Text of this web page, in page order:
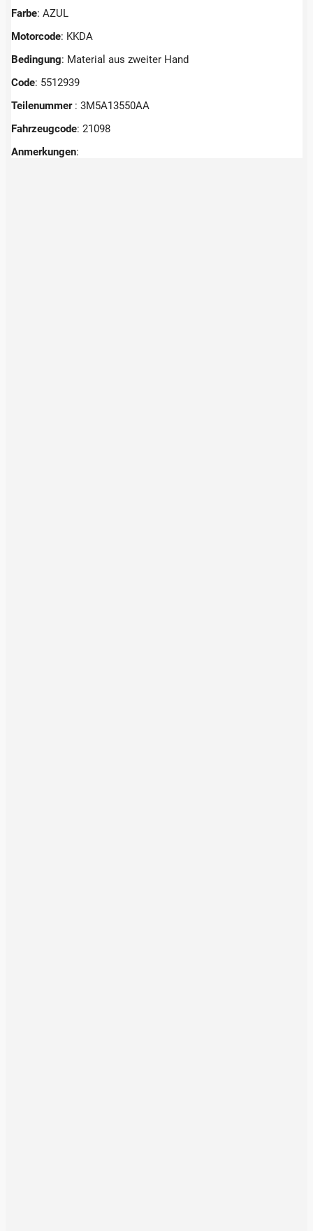
Farbe: AZUL
Motorcode: KKDA
Bedingung: Material aus zweiter Hand
Code: 5512939
Teilenummer : 3M5A13550AA
Fahrzeugcode: 21098
Anmerkungen: